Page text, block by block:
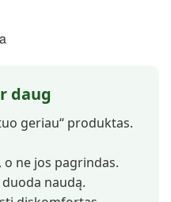
daug
geriau“ produktas.
ne jos pagrindas.
naudą.